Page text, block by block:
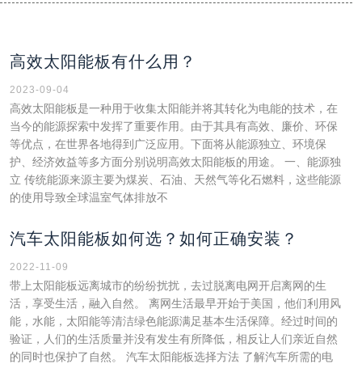
高效太阳能板有什么用？
2023-09-04
高效太阳能板是一种用于收集太阳能并将其转化为电能的技术，在
当今的能源探索中发挥了重要作用。由于其具有高效、廉价、环保
等优点，在世界各地得到广泛应用。下面将从能源独立、环境保
护、经济效益等多方面分别说明高效太阳能板的用途。 一、能源独
立 传统能源来源主要为煤炭、石油、天然气等化石燃料，这些能源
的使用导致全球温室气体排放不
汽车太阳能板如何选？如何正确安装？
2022-11-09
带上太阳能板远离城市的纷纷扰扰，去过脱离电网开启离网的生
活，享受生活，融入自然。 离网生活最早开始于美国，他们利用风
能，水能，太阳能等清洁绿色能源满足基本生活保障。经过时间的
验证，人们的生活质量并没有发生有所降低，相反让人们亲近自然
的同时也保护了自然。 汽车太阳能板选择方法 了解汽车所需的电